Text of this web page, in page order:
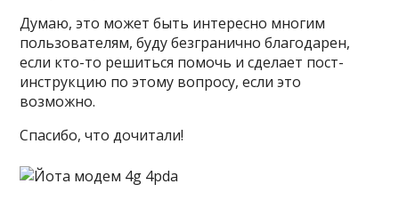
Думаю, это может быть интересно многим
пользователям, буду безгранично благодарен,
если кто-то решиться помочь и сделает пост-
инструкцию по этому вопросу, если это
возможно.
Спасибо, что дочитали!